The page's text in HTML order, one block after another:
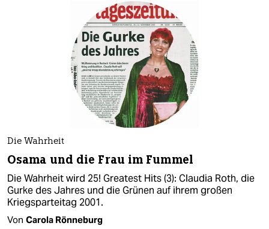
Die Wahrheit
Osama und die Frau im Fummel
Die Wahrheit wird 25! Greatest Hits (3): Claudia Roth, die
Gurke des Jahres und die Grünen auf ihrem großen
Kriegsparteitag 2001​.
Von Carola Rönneburg